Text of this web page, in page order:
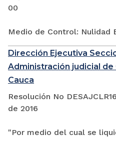
00
Medio de Control: Nulidad
Dirección Ejecutiva
Administración judicial de
Cauca
Resolución No
de 2016
"Por medio del cual se